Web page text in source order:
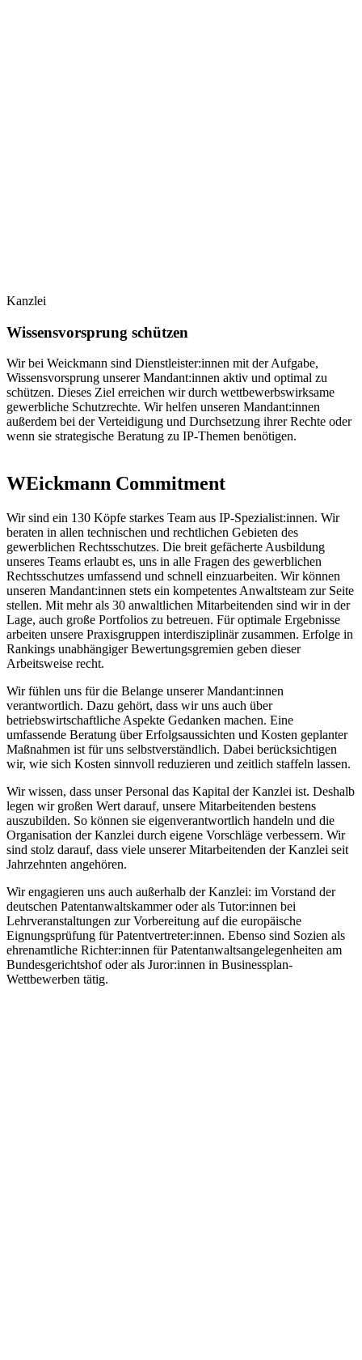
Kanzlei
Wissensvorsprung schützen
Wir bei Weickmann sind Dienstleister:innen mit der Aufgabe,
Wissensvorsprung unserer Mandant:innen aktiv und optimal zu
schützen. Dieses Ziel erreichen wir durch wettbewerbswirksame
gewerbliche Schutzrechte. Wir helfen unseren Mandant:innen
außerdem bei der Verteidigung und Durchsetzung ihrer Rechte oder
wenn sie strategische Beratung zu IP-Themen benötigen.
WEickmann Commitment
Wir sind ein 130 Köpfe starkes Team aus IP-Spezialist:innen. Wir
beraten in allen technischen und rechtlichen Gebieten des
gewerblichen Rechtsschutzes. Die breit gefächerte Ausbildung
unseres Teams erlaubt es, uns in alle Fragen des gewerblichen
Rechtsschutzes umfassend und schnell einzuarbeiten. Wir können
unseren Mandant:innen stets ein kompetentes Anwaltsteam zur Seite
stellen. Mit mehr als 30 anwaltlichen Mitarbeitenden sind wir in der
Lage, auch große Portfolios zu betreuen. Für optimale Ergebnisse
arbeiten unsere Praxisgruppen interdisziplinär zusammen. Erfolge in
Rankings unabhängiger Bewertungsgremien geben dieser
Arbeitsweise recht.
Wir fühlen uns für die Belange unserer Mandant:innen
verantwortlich. Dazu gehört, dass wir uns auch über
betriebswirtschaftliche Aspekte Gedanken machen. Eine
umfassende Beratung über Erfolgsaussichten und Kosten geplanter
Maßnahmen ist für uns selbstverständlich. Dabei berücksichtigen
wir, wie sich Kosten sinnvoll reduzieren und zeitlich staffeln lassen.
Wir wissen, dass unser Personal das Kapital der Kanzlei ist. Deshalb
legen wir großen Wert darauf, unsere Mitarbeitenden bestens
auszubilden. So können sie eigenverantwortlich handeln und die
Organisation der Kanzlei durch eigene Vorschläge verbessern. Wir
sind stolz darauf, dass viele unserer Mitarbeitenden der Kanzlei seit
Jahrzehnten angehören.
Wir engagieren uns auch außerhalb der Kanzlei: im Vorstand der
deutschen Patentanwaltskammer oder als Tutor:innen bei
Lehrveranstaltungen zur Vorbereitung auf die europäische
Eignungsprüfung für Patentvertreter:innen. Ebenso sind Sozien als
ehrenamtliche Richter:innen für Patentanwaltsangelegenheiten am
Bundesgerichtshof oder als Juror:innen in Businessplan-
Wettbewerben tätig.